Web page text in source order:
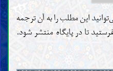
این مطلب را به آن ترجمه
تا در پایگاه منتشر شود.